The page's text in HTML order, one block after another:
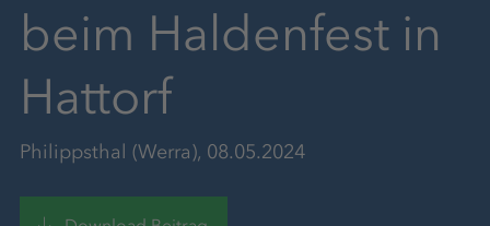
beim Haldenfest in
Hattorf
Philippsthal (Werra), 08.05.2024